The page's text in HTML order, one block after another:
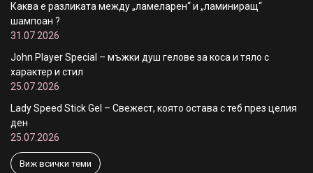
Каква е разликата между „ламеларен“ и „ламиниращ“
шампоан ?
31.07.2026
John Player Special – мъжки душ гелове за коса и тяло с
характер и стил
25.07.2026
Lady Speed Stick Gel – Свежест, която остава с теб през целия
ден
25.07.2026
Виж всички теми